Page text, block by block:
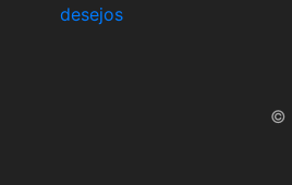
desejos
©